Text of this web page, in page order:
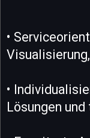
•
•
Lösungen